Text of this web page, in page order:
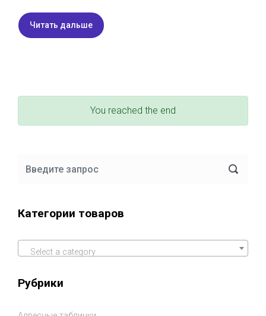
Читать дальше
You reached the end
Категории товаров
Select a category
Рубрики